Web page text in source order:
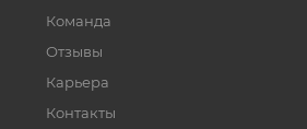
Команда
Отзывы
Карьера
Контакты